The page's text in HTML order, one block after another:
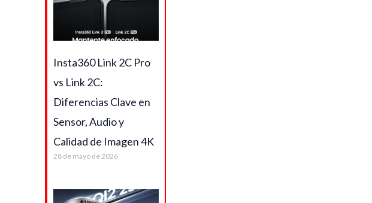
Insta360 Link 2C Pro
vs Link 2C:
Diferencias Clave en
Sensor, Audio y
Calidad de Imagen 4K
28 de mayo de 2026